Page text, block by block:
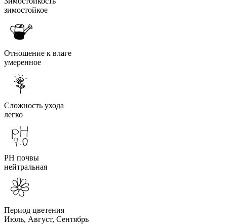
зимостойкое
Отношение к влаге
умеренное
Сложность ухода
легко
PH почвы
нейтральная
Период цветения
Июль, Август, Сентябрь